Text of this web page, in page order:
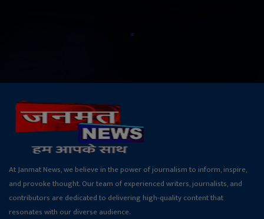
At Janmat News, we believe in the power of journalism to inform, inspire,
and provoke thought. Our team of experienced writers, journalists, and
contributors are dedicated to delivering high-quality content that
resonates with our diverse audience.